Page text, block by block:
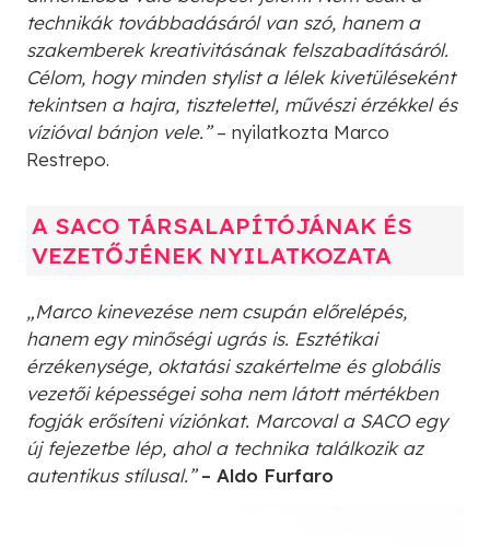
technikák továbbadásáról van szó, hanem a
szakemberek kreativitásának felszabadításáról.
Célom, hogy minden stylist a lélek kivetüléseként
tekintsen a hajra, tisztelettel, művészi érzékkel és
vízióval bánjon vele.”– nyilatkozta Marco
Restrepo.
A SACO TÁRSALAPÍTÓJÁNAK ÉS
VEZETŐJÉNEK NYILATKOZATA
„Marco kinevezése nem csupán előrelépés,
hanem egy minőségi ugrás is. Esztétikai
érzékenysége, oktatási szakértelme és globális
vezetői képességei soha nem látott mértékben
fogják erősíteni víziónkat. Marcoval a SACO egy
új fejezetbe lép, ahol a technika találkozik az
autentikus stílusal.”– Aldo Furfaro